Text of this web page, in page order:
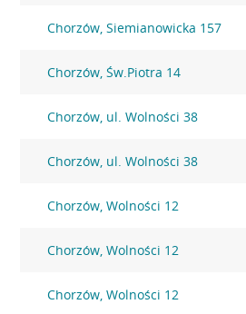
Chorzów, Siemianowicka 157
Chorzów, Św.Piotra 14
Chorzów, ul. Wolności 38
Chorzów, ul. Wolności 38
Chorzów, Wolności 12
Chorzów, Wolności 12
Chorzów, Wolności 12